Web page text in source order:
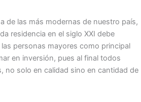
de las más modernas de nuestro país,
residencia en el siglo XXI debe
personas mayores como principal
en inversión, pues al final todos
no solo en calidad sino en cantidad de